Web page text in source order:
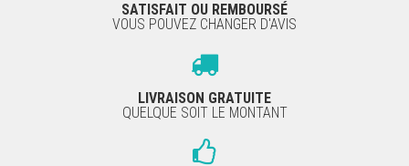
SATISFAIT OU REMBOURSÉ
VOUS POUVEZ CHANGER D'AVIS
LIVRAISON GRATUITE
QUELQUE SOIT LE MONTANT